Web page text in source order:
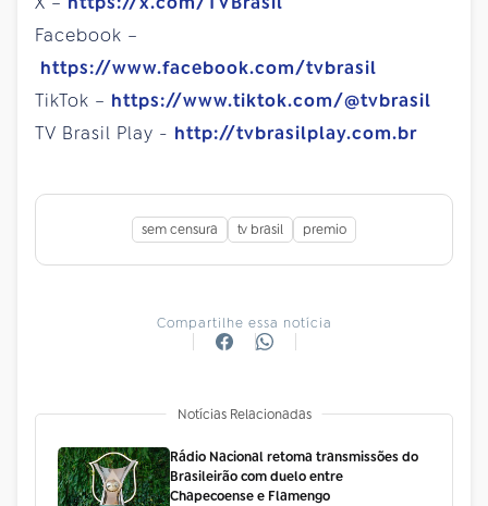
Facebook –
https://www.facebook.com/tvbrasil
TikTok – https://www.tiktok.com/@tvbrasil
TV Brasil Play - http://tvbrasilplay.com.br
sem censura tv brasil premio
Compartilhe essa notícia
Notícias Relacionadas
Rádio Nacional retoma transmissões do
Brasileirão com duelo entre
Chapecoense e Flamengo